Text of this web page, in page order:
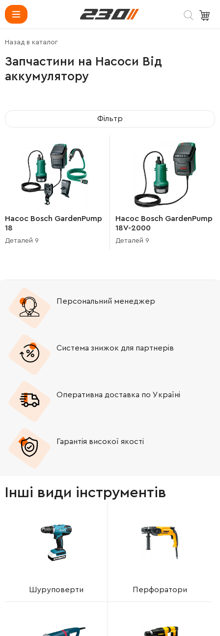
Запчастини на Насоси Від
аккумулятору
Назад в каталог
Фільтр
Насос Bosch GardenPump
18
Деталей 9
Насос Bosch GardenPump
18V-2000
Деталей 9
Персональний менеджер
Система знижок для партнерів
Оперативна доставка по Україні
Гарантія високої якості
Інші види інструментів
Шуруповерти Перфоратори